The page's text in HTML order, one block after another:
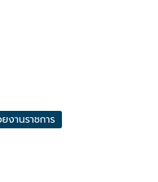
งานราชการ